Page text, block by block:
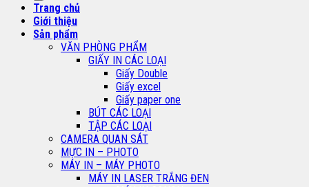
Trang chủ
Giới thiệu
Sản phẩm
VĂN PHÒNG PHẨM
GIẤY IN CÁC LOẠI
Giấy Double
Giấy excel
Giấy paper one
BÚT CÁC LOẠI
TẬP CÁC LOẠI
CAMERA QUAN SÁT
MỰC IN – PHOTO
MÁY IN – MÁY PHOTO
MÁY IN LASER TRẮNG ĐEN